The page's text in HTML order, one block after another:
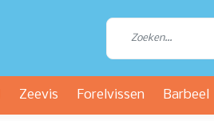
Zeevis Forelvissen Barbeel